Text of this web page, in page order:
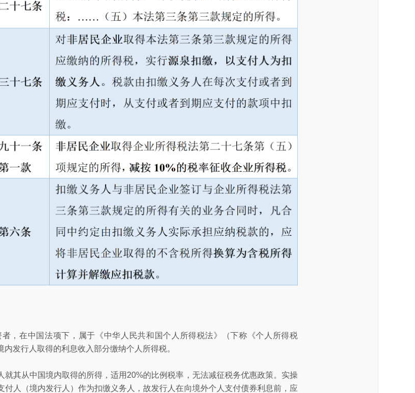
，在中国法项下，属于《中华人民共和国个人所得税法》（下称《个人所得税
发行人取得的利息收入部分缴纳个人所得税。
其从中国境内取得的所得，适用20%的比例税率，无法减征税务优惠政策。实操
付人（境内发行人）作为扣缴义务人，故发行人在向境外个人支付债券利息前，应